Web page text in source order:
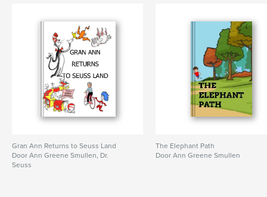
Gran Ann Returns to Seuss Land
Door Ann Greene Smullen, Dr.
Seuss
The Elephant Path
Door Ann Greene Smullen